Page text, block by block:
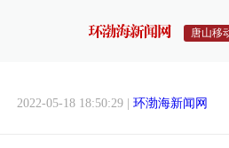
唐山移
2022-05-18 18:50:29 | 环渤海新闻网